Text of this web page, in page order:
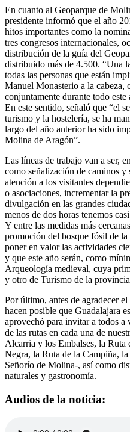
En cuanto al Geoparque de
presidente informó que el año
hitos importantes como la
tres congresos internacionales,
distribución de la guía del
distribuido más de 4.500. “Una
todas las personas que están
Manuel Monasterio a la cabeza,
conjuntamente durante todo este
En este sentido, señaló que “el
turismo y la hostelería, se ha
largo del año anterior ha sido
Molina de Aragón”.
Las líneas de trabajo van a ser,
como señalización de caminos y
atención a los visitantes
o asociaciones, incrementar la
divulgación en las grandes
menos de dos horas tenemos
Y entre las medidas más
promoción del bosque fósil de
poner en valor las actividades
y que este año serán, como
Arqueología medieval, cuya
y otro de Turismo de la
Por último, antes de agradecer
hacen posible que Guadalajara
aprovechó para invitar a todos
de las rutas en cada una de
Alcarria y los Embalses, la
Negra, la Ruta de la Campiña,
Señorío de Molina-, así como
naturales y gastronomía.
Audios de la noticia: